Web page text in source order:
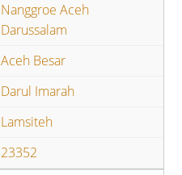
Nanggroe Aceh
Darussalam
Aceh Besar
Darul Imarah
Lamsiteh
23352